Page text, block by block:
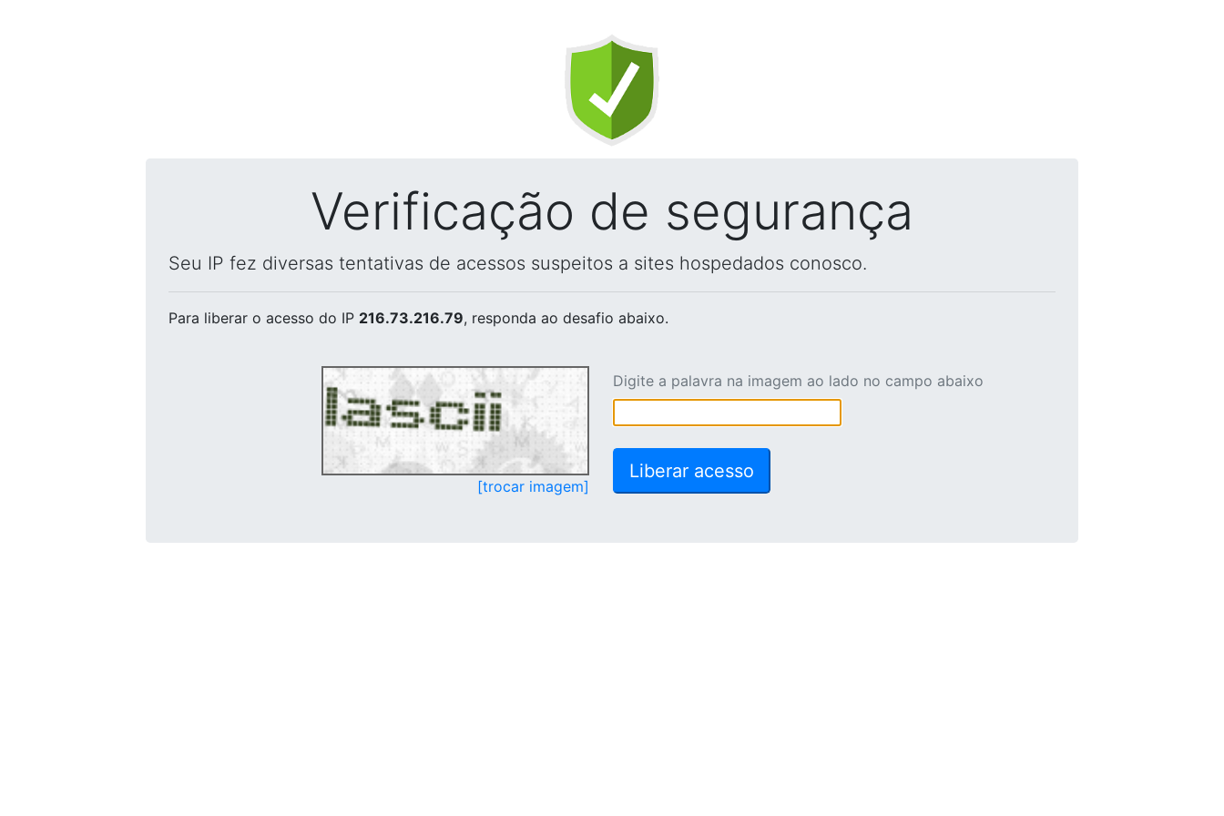
Verificação de segurança
Seu IP fez diversas tentativas de acessos suspeitos a sites hospedados conosco.
Para liberar o acesso do IP 216.73.216.79, responda ao desafio abaixo.
[trocar imagem]
Digite a palavra na imagem ao lado no campo abaixo